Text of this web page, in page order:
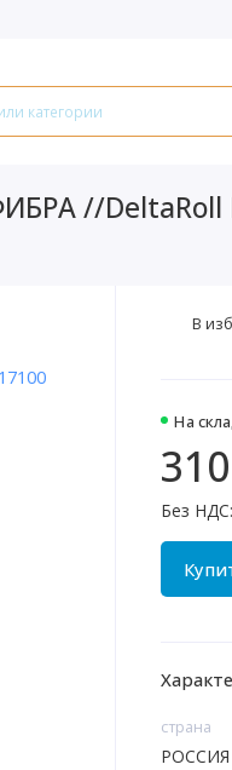
//DeltaRoll
На
Без
В
страна
РОССИЯ